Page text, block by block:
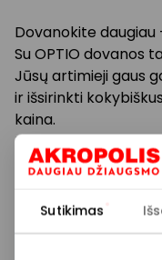
Sutikimas
Dovanokite daugiau
Su OPTIO dovanos
Jūsų artimieji gaus
ir išsirinkti
kaina.
Protinga, verta ir
papildomai
regėjimo